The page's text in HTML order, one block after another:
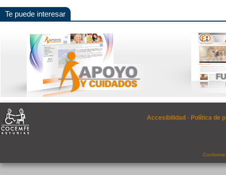
Te puede interesar
Accesibilidad - Política de